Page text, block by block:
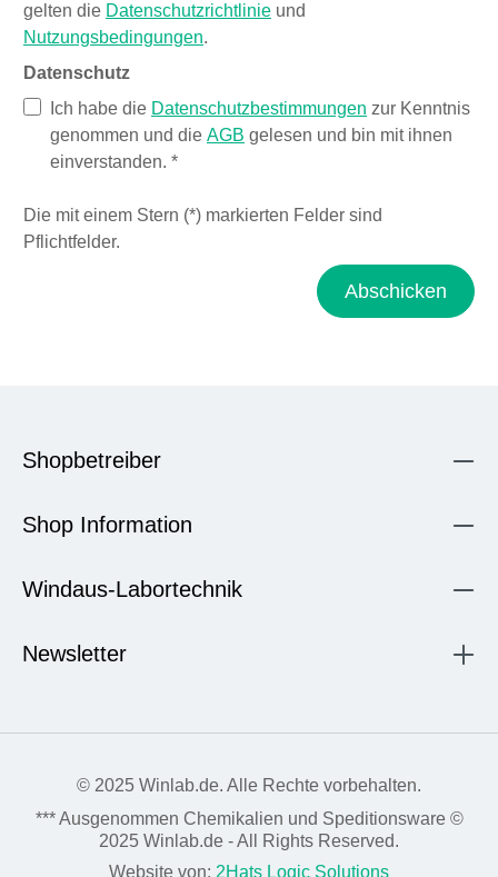
gelten die Datenschutzrichtlinie und
Nutzungsbedingungen.
Datenschutz
Ich habe die Datenschutzbestimmungen zur Kenntnis
genommen und die AGB gelesen und bin mit ihnen
einverstanden. *
Die mit einem Stern (*) markierten Felder sind
Pflichtfelder.
Abschicken
Shopbetreiber
Shop Information
Windaus-Labortechnik
Newsletter
© 2025 Winlab.de. Alle Rechte vorbehalten.
*** Ausgenommen Chemikalien und Speditionsware ©
2025 Winlab.de - All Rights Reserved.
Website von: 2Hats Logic Solutions